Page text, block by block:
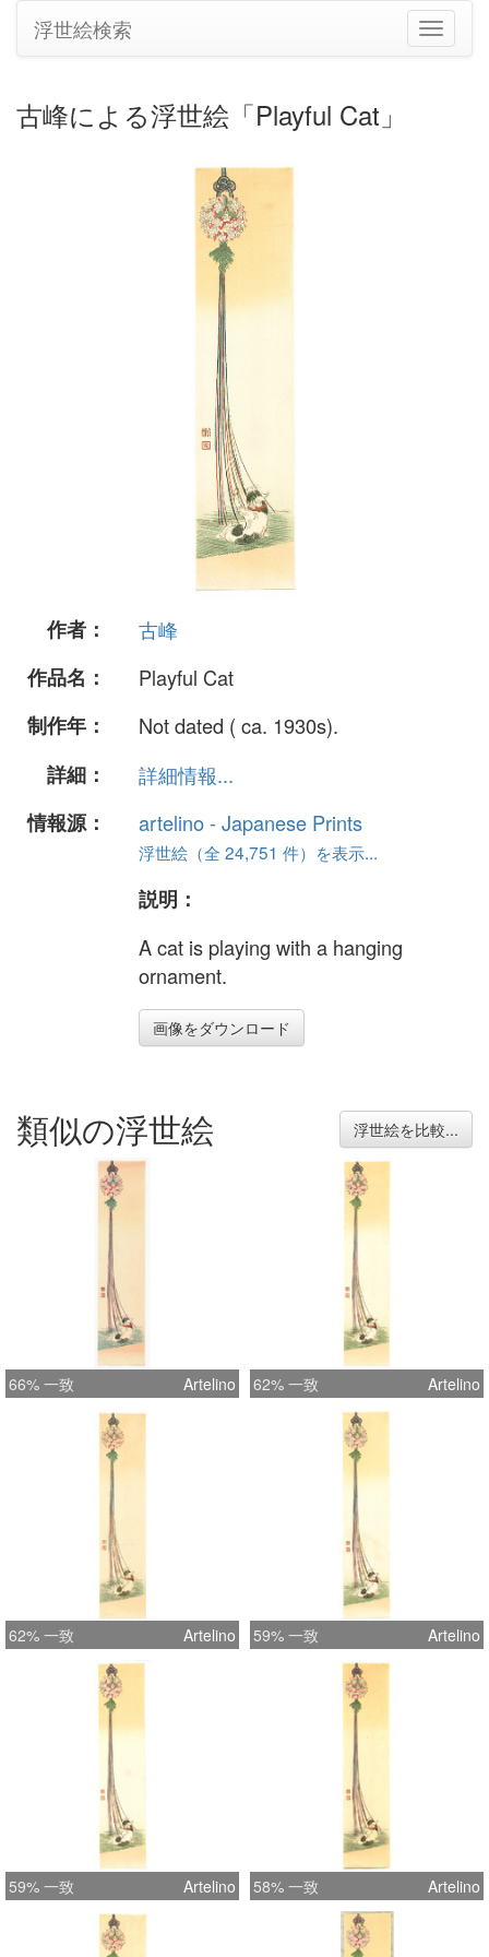
ナ
ビ
浮世絵検索
古峰による浮世絵「Playful Cat」
作者：
古峰
作品名：
Playful Cat
制作年：
Not dated ( ca. 1930s).
詳細：
詳細情報...
情報源：
artelino - Japanese Prints
浮世絵（全 24,751 件）を表示...
説明：
A cat is playing with a hanging
ornament.
画像をダウンロード
類似の浮世絵 浮世絵を比較...
66% 一致 Artelino 62% 一致 Artelino
62% 一致 Artelino 59% 一致 Artelino
59% 一致 Artelino 58% 一致 Artelino